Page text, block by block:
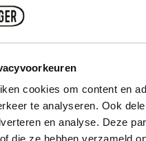
cookies om content en
te analyseren. Ook
en analyse. Deze
die ze hebben verzameld
van?
binnenzool
De